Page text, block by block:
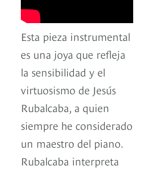
Esta pieza instrumental
es una joya que refleja
la sensibilidad y el
virtuosismo de Jesús
Rubalcaba, a quien
siempre he considerado
un maestro del piano.
Rubalcaba interpreta